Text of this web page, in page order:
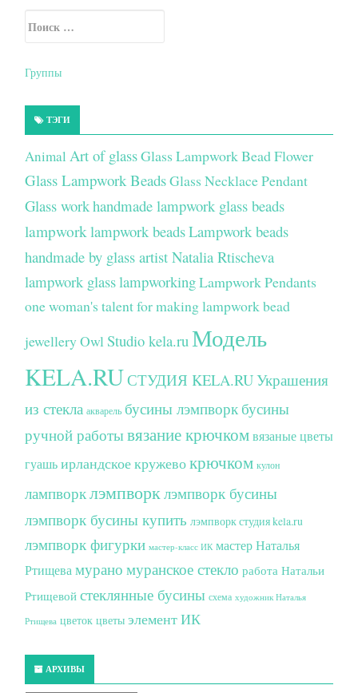
Secondary Sidebar
Группы
ТЭГИ
Animal Art of glassGlass Lampwork Bead Flower
Glass Lampwork BeadsGlass Necklace Pendant
Glass workhandmade lampwork glass beads
lampworklampwork beadsLampwork beads
handmade by glass artist Natalia Rtischeva
lampwork glasslampworkingLampwork Pendants
one woman's talent for making lampwork bead
jewelleryOwlStudio kela.ru Модель
KELA.RUСТУДИЯ KELA.RUУкрашения
из стекла акварель бусины лэмпворк бусины
ручной работывязание крючкомвязаные цветы
гуашьирландское кружевокрючком кулон
лампворклэмпворклэмпворк бусины
лэмпворк бусины купить лэмпворк студия kela.ru
лэмпворк фигурки мастер-класс ИК мастер Наталья
Ртищевамурано муранское стекло работа Натальи
Ртищевой стеклянные бусины схема художник Наталья
Ртищева цветок цветы элемент ИК
АРХИВЫ